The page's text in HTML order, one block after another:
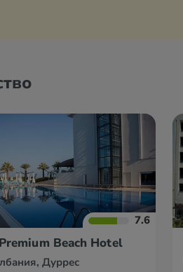
7.6
Premium Beach Hotel
Дуррес